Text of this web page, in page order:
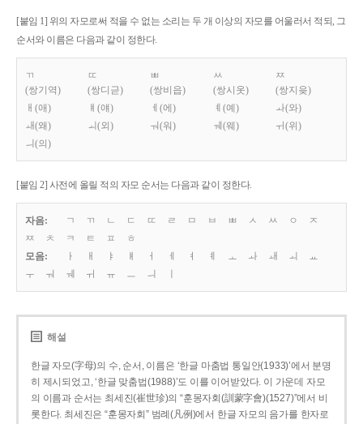
[붙임 1] 위의 자모로써 적을 수 없는 소리는 두 개 이상의 자모를 어울러서 적되, 그
순서와 이름은 다음과 같이 정한다.
ㄲ
(쌍기역)
ㄸ
(쌍디귿)
ㅃ
(쌍비읍)
ㅆ
(쌍시옷)
ㅉ
(쌍지읒)
ㅐ(애)
ㅒ(얘) ㅔ(에) ㅖ(예)
ㅘ(와)
ㅙ(왜)
ㅚ(외) ㅝ(워) ㅞ(웨)
ㅟ(위)
ㅢ(의)
[붙임 2] 사전에 올릴 적의 자모 순서는 다음과 같이 정한다.
자음: ㄱ ㄲ ㄴ ㄷ ㄸ ㄹ ㅁ ㅂ ㅃ ㅅ ㅆ ㅇ
ㅈ
ㅉ
ㅊ ㅋ ㅌ ㅍ
ㅎ
모음:
ㅏ ㅐ ㅑ ㅒ ㅓ ㅔ ㅕ ㅖ ㅗ ㅘ ㅙ ㅚ
ㅛ
ㅜ
ㅝ ㅞ ㅟ ㅠ ㅡ ㅢ
해설
한글 자모(字母)의 수, 순서, 이름은 ‘한글 마춤법 통일안(1933)’에서 분명
히 제시되었고, ‘한글 맞춤법(1988)’도 이를 이어받았다. 이 가운데 자모
의 이름과 순서는 최세진(崔世珍)의 “훈몽자회(訓蒙字會)(1527)”에서 비
롯한다. 최세진은 “훈몽자회” 범례(凡例)에서 한글 자모의 음가를 한자로